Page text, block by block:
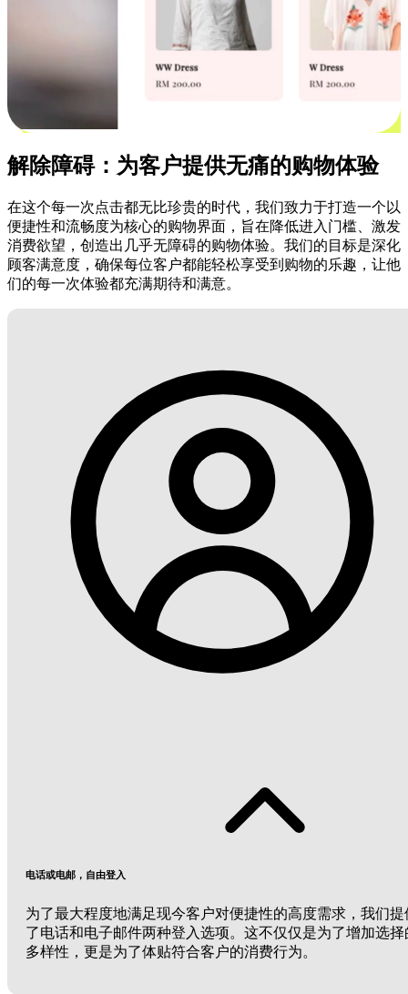
解除障碍：为客户提供无痛的购物体验
在这个每一次点击都无比珍贵的时代，我们致力于打造一个以
便捷性和流畅度为核心的购物界面，旨在降低进入门槛、激发
消费欲望，创造出几乎无障碍的购物体验。我们的目标是深化
顾客满意度，确保每位客户都能轻松享受到购物的乐趣，让他
们的每一次体验都充满期待和满意。
电话或电邮，自由登入
为了最大程度地满足现今客户对便捷性的高度需求，我们提
了电话和电子邮件两种登入选项。这不仅仅是为了增加选择
多样性，更是为了体贴符合客户的消费行为。